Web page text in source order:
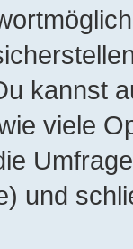
kannst
viele
und